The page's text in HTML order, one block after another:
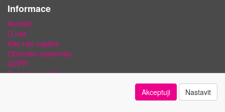
Informace
Kontakt
O nás
Kde nás najdete
Obchodní podmínky
GDPR
Doprava a platba
Akceptuji Nastavit